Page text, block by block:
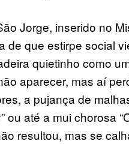
Jorge, inserido no
de que estirpe social
quietinho como
aparecer, mas aí
a pujança de
ou até a mui chorosa
resultou, mas se